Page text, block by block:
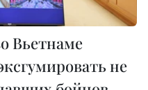
Вьетнаме
не